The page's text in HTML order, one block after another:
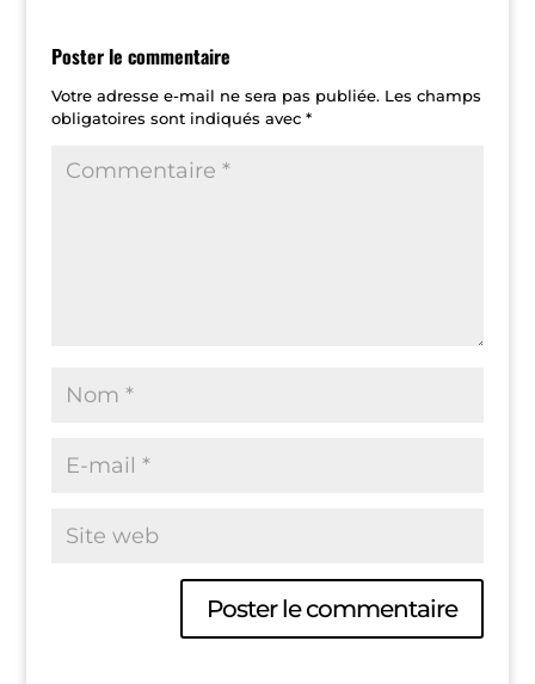
Poster le commentaire
Votre adresse e-mail ne sera pas publiée. Les champs
obligatoires sont indiqués avec *